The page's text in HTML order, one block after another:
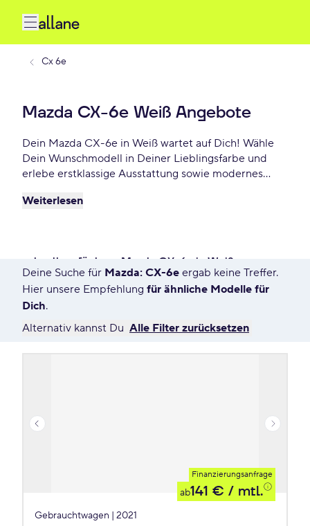
Cx 6e
Mazda CX-6e Weiß Angebote
Dein Mazda CX-6e in Weiß wartet auf Dich! Wähle
Dein Wunschmodell in Deiner Lieblingsfarbe und
erlebe erstklassige Ausstattung sowie modernes
Finanzierungsoptionen und fahre Dein Mazda CX-6e
Weiterlesen
schnell verfügbare Mazda CX-6e in Weiß
6 Angebote für Deine Suche
Deine Suche für Mazda: CX-6e ergab keine Treffer.
Hier unsere Empfehlung für ähnliche Modelle für
Dich.
Alternativ kannst Du Alle Filter zurücksetzen
Finanzierungsanfrage
ab141 € / mtl.
Gebrauchtwagen | 2021